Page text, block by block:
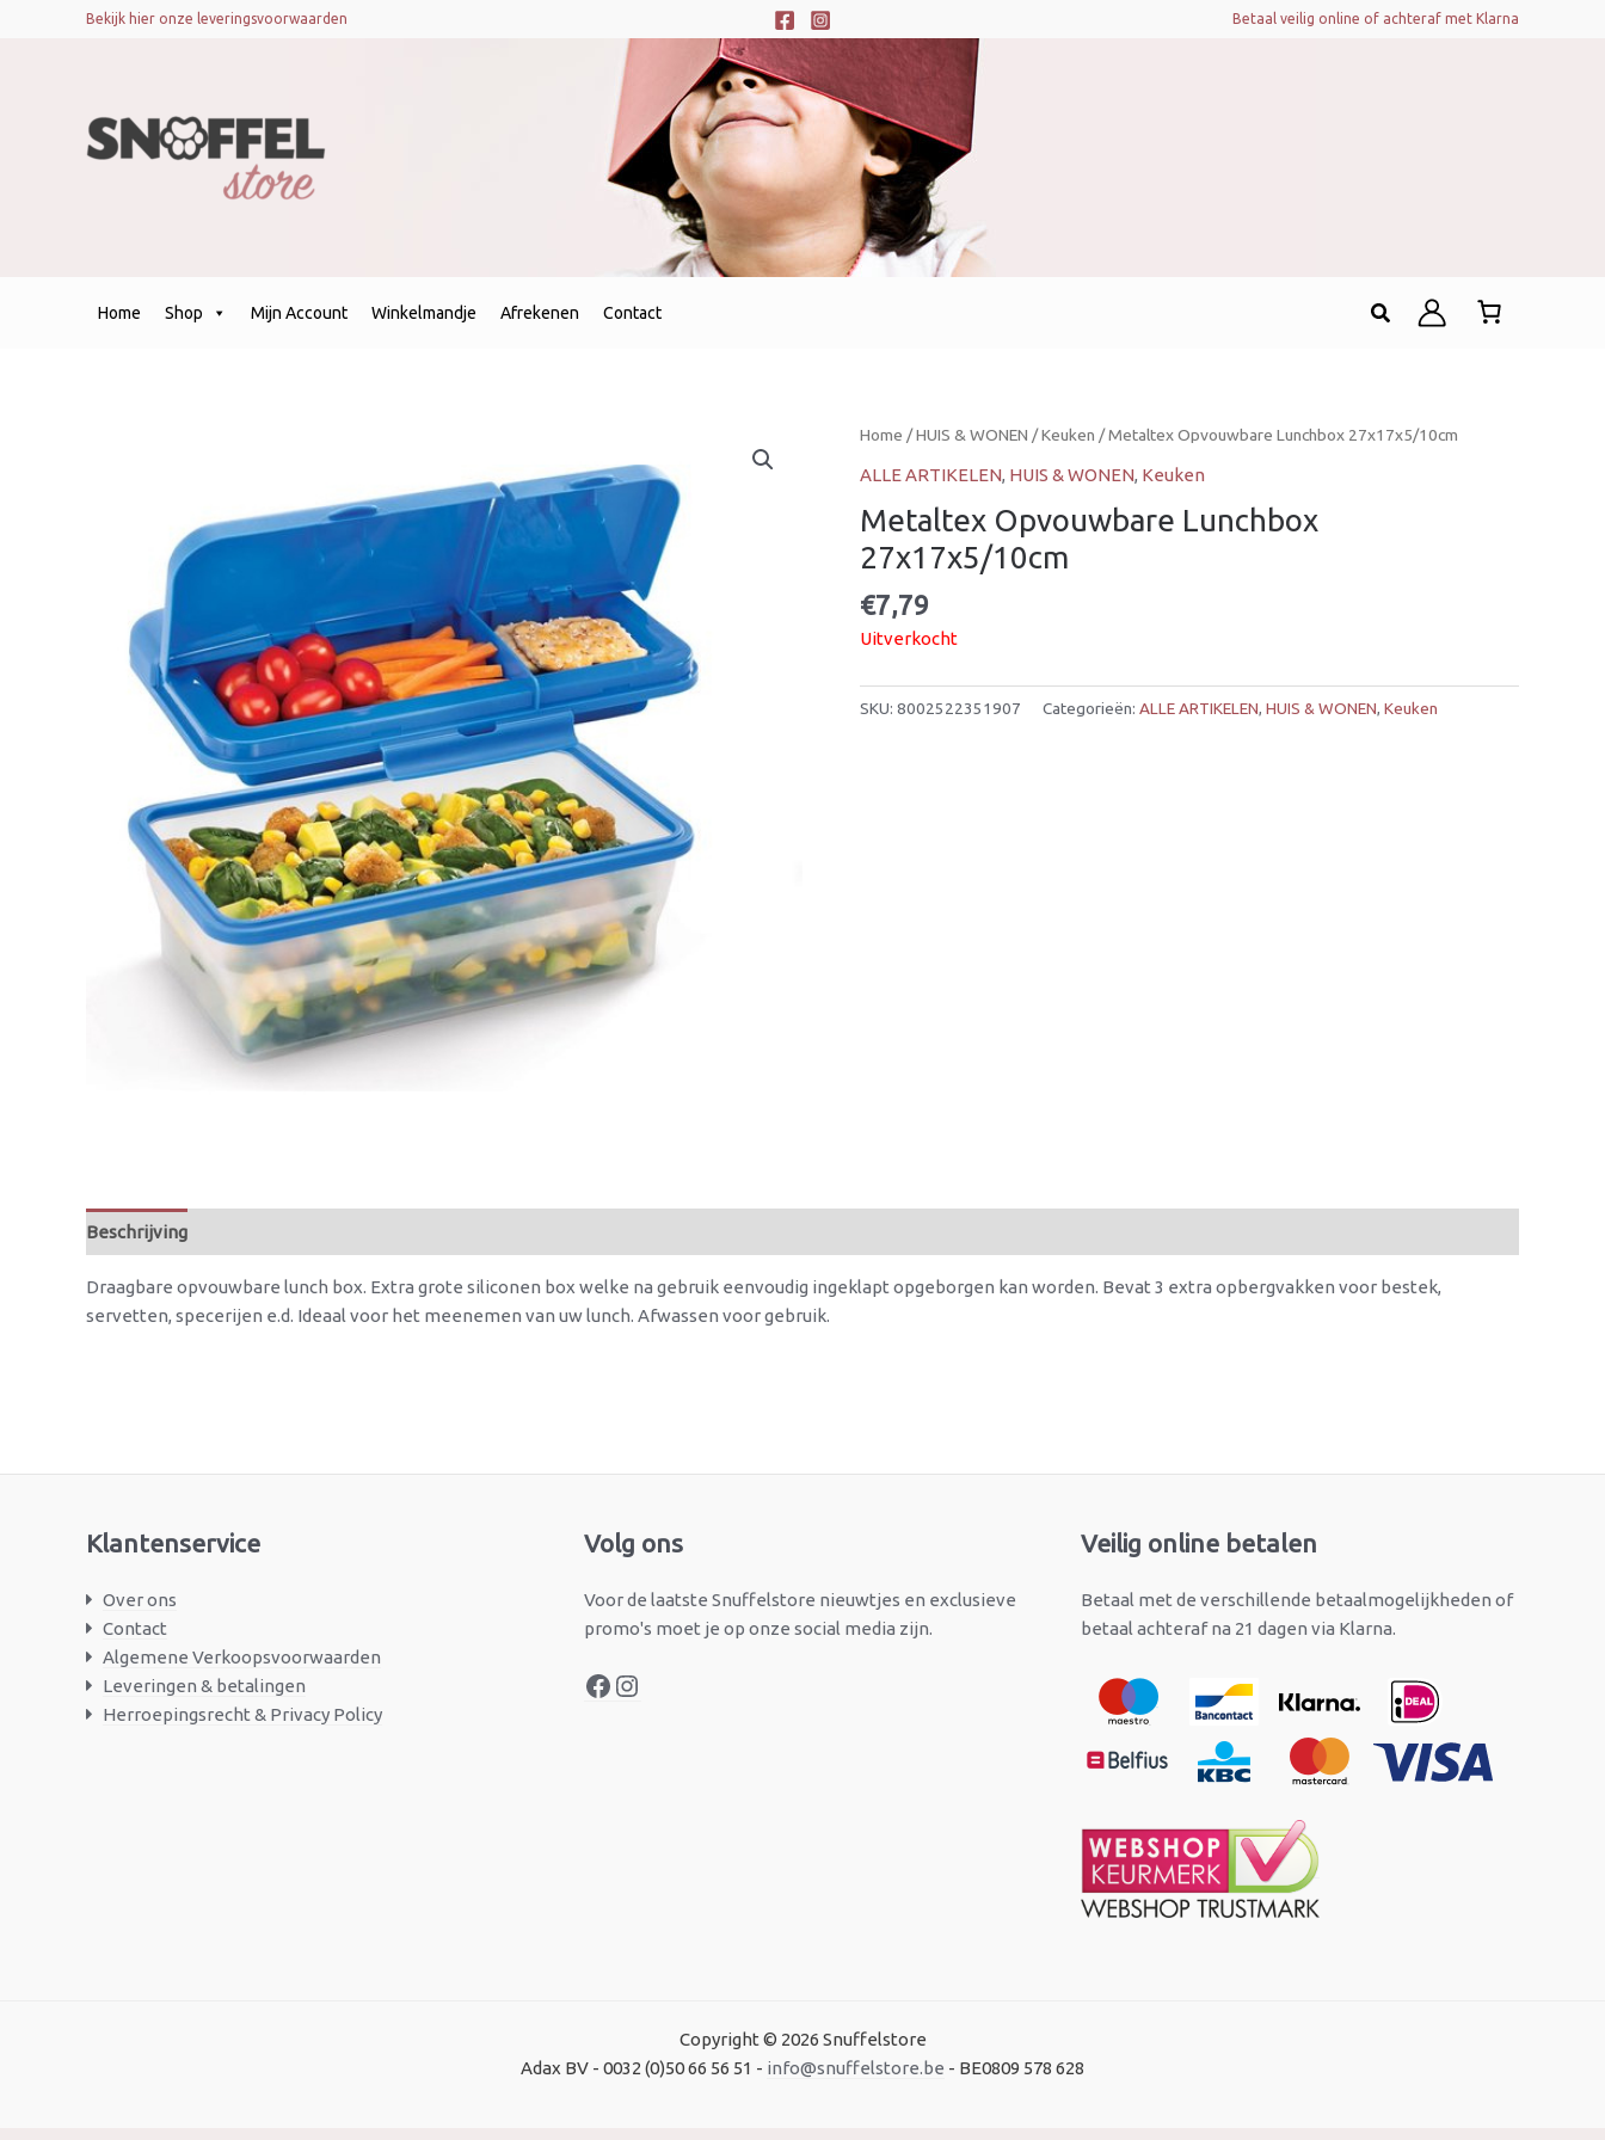
Bekijk hier onze leveringsvoorwaarden Betaal veilig online of achteraf met Klarna
Home Shop Mijn Account Winkelmandje Afrekenen Contact Zoeken
Home /HUIS & WONEN /Keuken / Metaltex Opvouwbare Lunchbox 27x17x5/10cm
ALLE ARTIKELEN, HUIS & WONEN, Keuken
Metaltex Opvouwbare Lunchbox
27x17x5/10cm
€7,79
Uitverkocht
SKU: 8002522351907 Categorieën: ALLE ARTIKELEN, HUIS & WONEN, Keuken
Beschrijving
Draagbare opvouwbare lunch box. Extra grote siliconen box welke na gebruik eenvoudig ingeklapt opgeborgen kan worden. Bevat 3 extra opbergvakken voor bestek,
servetten, specerijen e.d. Ideaal voor het meenemen van uw lunch. Afwassen voor gebruik.
Klantenservice
Over ons
Contact
Algemene Verkoopsvoorwaarden
Leveringen & betalingen
Herroepingsrecht & Privacy Policy
Volg ons
Voor de laatste Snuffelstore nieuwtjes en exclusieve
promo's moet je op onze social media zijn.
Facebook
Instagram Veilig online betalen
Betaal met de verschillende betaalmogelijkheden of
betaal achteraf na 21 dagen via Klarna.
Copyright © 2026 Snuffelstore
Adax BV - 0032 (0)50 66 56 51 - info@snuffelstore.be - BE0809 578 628